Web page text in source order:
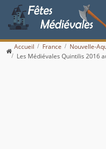
Accueil France Nouvelle-
Les Médiévales Quintilis 2016